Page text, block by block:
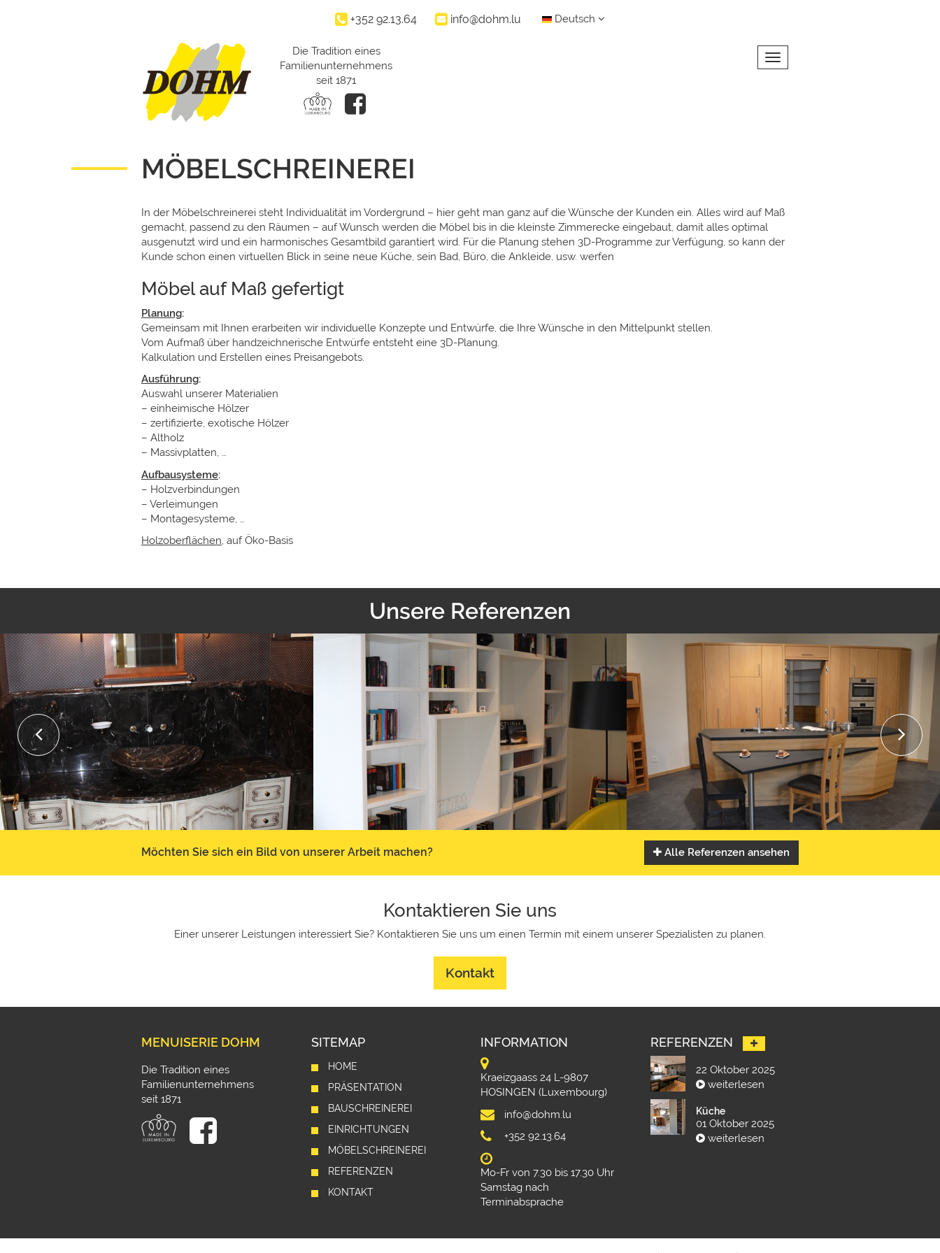
+352 92.13.64 info@dohm.lu Deutsch
Die Tradition eines
Familienunternehmens
seit 1871
Toggle navigation
MÖBELSCHREINEREI
In der Möbelschreinerei steht Individualität im Vordergrund – hier geht man ganz auf die Wünsche der Kunden ein. Alles wird auf Maß
gemacht, passend zu den Räumen – auf Wunsch werden die Möbel bis in die kleinste Zimmerecke eingebaut, damit alles optimal
ausgenutzt wird und ein harmonisches Gesamtbild garantiert wird. Für die Planung stehen 3D-Programme zur Verfügung, so kann der
Kunde schon einen virtuellen Blick in seine neue Küche, sein Bad, Büro, die Ankleide, usw. werfen
Möbel auf Maß gefertigt
Planung:
Gemeinsam mit Ihnen erarbeiten wir individuelle Konzepte und Entwürfe, die Ihre Wünsche in den Mittelpunkt stellen.
Vom Aufmaß über handzeichnerische Entwürfe entsteht eine 3D-Planung.
Kalkulation und Erstellen eines Preisangebots.
Ausführung:
Auswahl unserer Materialien
– einheimische Hölzer
– zertifizierte, exotische Hölzer
– Altholz
– Massivplatten, …
Aufbausysteme:
– Holzverbindungen
– Verleimungen
– Montagesysteme, …
Holzoberflächen, auf Öko-Basis
Unsere Referenzen
Möchten Sie sich ein Bild von unserer Arbeit machen? Alle Referenzen ansehen
Kontaktieren Sie uns
Einer unserer Leistungen interessiert Sie? Kontaktieren Sie uns um einen Termin mit einem unserer Spezialisten zu planen.
Kontakt
MENUISERIE DOHM
Die Tradition eines
Familienunternehmens
seit 1871
SITEMAP
HOME
PRÄSENTATION
BAUSCHREINEREI
EINRICHTUNGEN
MÖBELSCHREINEREI
REFERENZEN
KONTAKT
INFORMATION
Kraeizgaass 24 L-9807
HOSINGEN (Luxembourg)
info@dohm.lu
+352 92.13.64
Mo-Fr von 7.30 bis 17.30 Uhr
Samstag nach
Terminabsprache
REFERENZEN
22 Oktober 2025
weiterlesen
Küche
01 Oktober 2025
weiterlesen